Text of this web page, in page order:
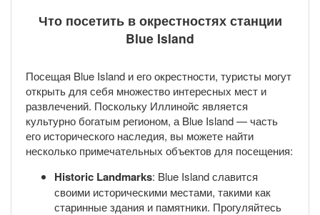
Что посетить в окрестностях станции
Blue Island
Посещая Blue Island и его окрестности, туристы могут
открыть для себя множество интересных мест и
развлечений. Поскольку Иллинойс является
культурно богатым регионом, а Blue Island — часть
его исторического наследия, вы можете найти
несколько примечательных объектов для посещения:
Historic Landmarks: Blue Island славится
своими историческими местами, такими как
старинные здания и памятники. Прогуляйтесь